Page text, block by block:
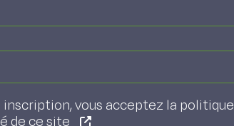
inscription, vous acceptez la politique
de ce site